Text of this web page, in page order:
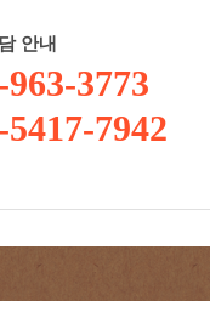
안내
963-3773
5417-7942